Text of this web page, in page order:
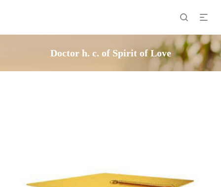
Doctor h. c. of Spirit of Love